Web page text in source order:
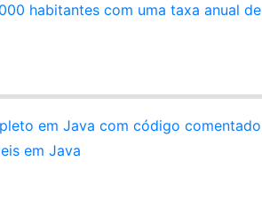
habitantes com uma taxa anual de
em Java com código comentado
em Java